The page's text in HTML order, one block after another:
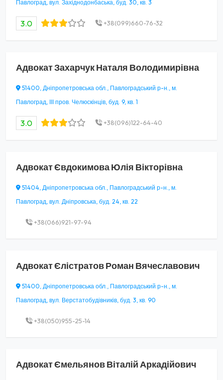
Павлоград, вул. Західнодонбаська, буд. 30, кв. 3
3.0 +38(099)660-76-32
АдвокатЗахарчук Наталя Володимирівна
51400, Дніпропетровська обл., Павлоградський р-н., м.
Павлоград, ІІІ пров. Челюскінців, буд. 9, кв. 1
3.0 +38(096)122-64-40
АдвокатЄвдокимова Юлія Вікторівна
51404, Дніпропетровська обл., Павлоградський р-н., м.
Павлоград, вул. Дніпровська, буд. 24, кв. 22
+38(066)921-97-94
АдвокатЄлістратов Роман Вячеславович
51400, Дніпропетровська обл., Павлоградський р-н., м.
Павлоград, вул. Верстатобудівників, буд. 3, кв. 90
+38(050)955-25-14
АдвокатЄмельянов Віталій Аркадійович